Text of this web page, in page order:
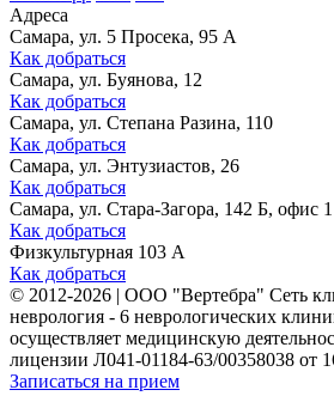
Адреса
Самара, ул. 5 Просека, 95 А
Как добраться
Самара, ул. Буянова, 12
Как добраться
Самара, ул. Степана Разина, 110
Как добраться
Самара, ул. Энтузиастов, 26
Как добраться
Самара, ул. Стара-Загора, 142 Б, офис 1
Как добраться
Физкультурная 103 А
Как добраться
© 2012-2026 | ООО "Вертебра" Сеть
неврология - 6 неврологических
осуществляет медицинскую
лицензии Л041-01184-63/00358038 от
Записаться на прием